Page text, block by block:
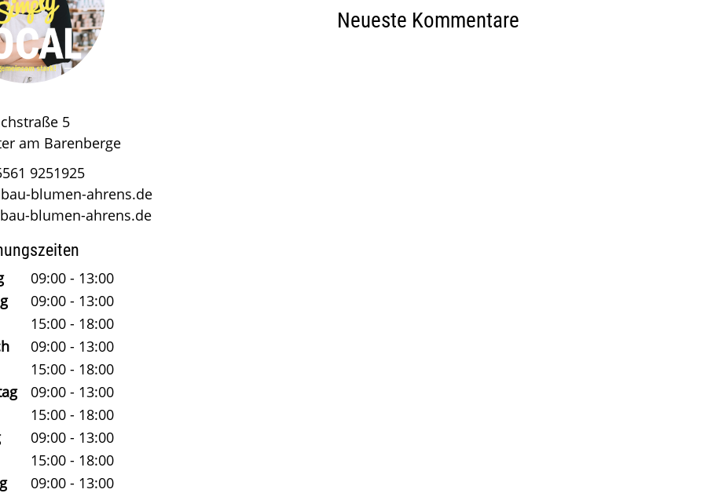
5
am Barenberge
9251925
blumen-ahrens.de
blumen-ahrens.de
09:00 - 13:00
09:00 - 13:00
15:00 - 18:00
09:00 - 13:00
15:00 - 18:00
09:00 - 13:00
15:00 - 18:00
09:00 - 13:00
15:00 - 18:00
09:00 - 13:00
Neueste Kommentare